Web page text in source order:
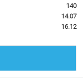
140
14.07
16.12